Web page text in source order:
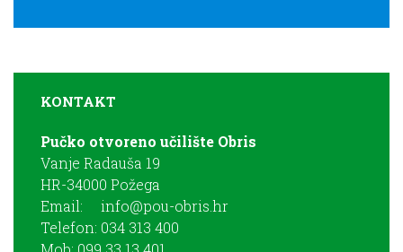
KONTAKT
Pučko otvoreno učilište Obris
Vanje Radauša 19
HR-34000 Požega
Email: info@pou-obris.hr
Telefon: 034 313 400